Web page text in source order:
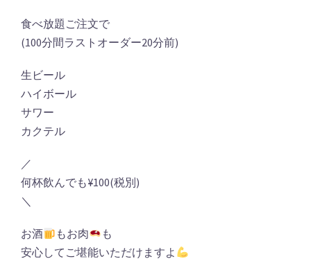
食べ放題ご注文で
(100分間ラストオーダー20分前)
生ビール
ハイボール
サワー
カクテル
／
何杯飲んでも¥100(税別)
＼
お酒 もお肉
も
安心してご堪能いただけますよ